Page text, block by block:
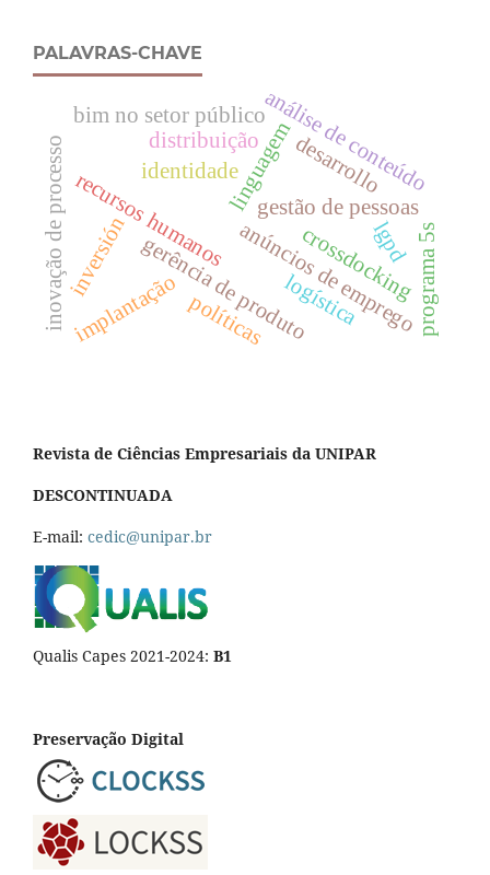
PALAVRAS-CHAVE
gestão de pessoas
recursos humanos
linguagem
identidade análise de conteúdo
anúncios de emprego
gerência de produto programa 5s
implantação
inovação de processo
bim no setor público
crossdocking
logística
inversión
desarrollo
políticas
distribuição
lgpd
Revista de Ciências Empresariais da UNIPAR
DESCONTINUADA
E-mail: cedic@unipar.br
Qualis Capes 2021-2024: B1
Preservação Digital